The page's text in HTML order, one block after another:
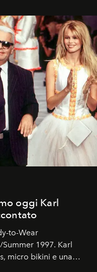
oggi Karl
to-Wear
1997. Karl
micro bikini e una